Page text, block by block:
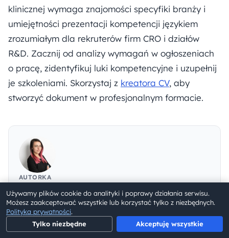
klinicznej wymaga znajomości specyfiki branży i
umiejętności prezentacji kompetencji językiem
zrozumiałym dla rekruterów firm CRO i działów
R&D. Zacznij od analizy wymagań w ogłoszeniach
o pracę, zidentyfikuj luki kompetencyjne i uzupełnij
je szkoleniami. Skorzystaj z kreatora CV, aby
stworzyć dokument w profesjonalnym formacie.
AUTORKA
Beata Borowiecka
specjalistka HR i asystentka zarządu, laureatka
#LiderzyHR_2026 (Employer Branding i Kultura
Organizacyjna).
Używamy plików cookie do analityki i poprawy działania serwisu.
Możesz zaakceptować wszystkie lub korzystać tylko z niezbędnych.
Polityka prywatności.
Tylko niezbędne
Akceptuję wszystkie